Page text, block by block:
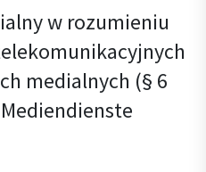
w rozumieniu
medialnych (§ 6